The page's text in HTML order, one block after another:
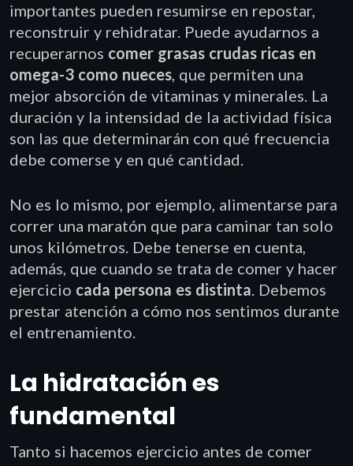
importantes pueden resumirse en repostar,
reconstruir y rehidratar. Puede ayudarnos a
recuperarnos comer grasas crudas ricas en
omega-3 como nueces, que permiten una
mejor absorción de vitaminas y minerales. La
duración y la intensidad de la actividad física
son las que determinarán con qué frecuencia
debe comerse y en qué cantidad.
No es lo mismo, por ejemplo, alimentarse para
correr una maratón que para caminar tan solo
unos kilómetros. Debe tenerse en cuenta,
además, que cuando se trata de comer y hacer
ejercicio cada persona es distinta. Debemos
prestar atención a cómo nos sentimos durante
el entrenamiento.
La hidratación es
fundamental
Tanto si hacemos ejercicio antes de comer